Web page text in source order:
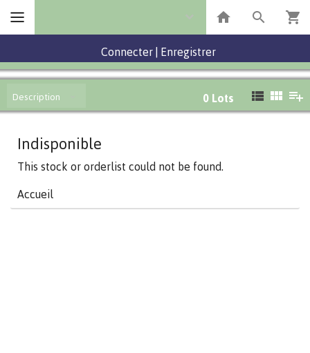
Connecter Enregistrer
Description 0 Lots
Indisponible
This stock or orderlist could not be found.
Accueil